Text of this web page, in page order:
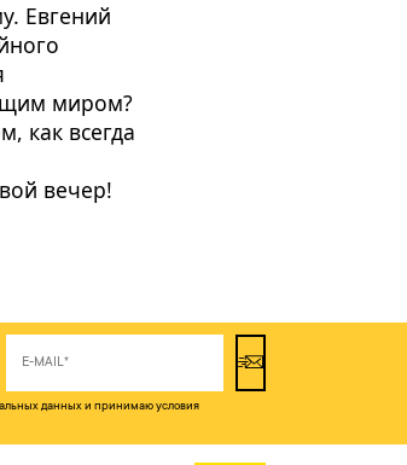
Евгений
миром?
как всегда
вечер!
данных и принимаю условия